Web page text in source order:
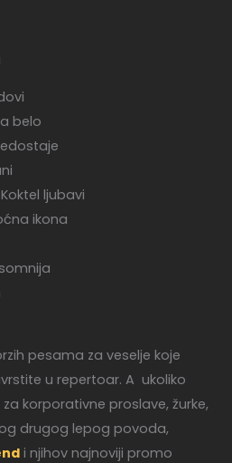
belo
ljubavi
ikona
pesama za veselje koje
u repertoar. A ukoliko
korporativne proslave, žurke,
drugog lepog povoda,
i njihov najnoviji promo